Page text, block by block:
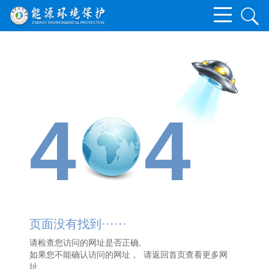
4 4
页面没有找到······
请检查您访问的网址是否正确,
如果您不能确认访问的网址， 请返回首页查看更多网
址。